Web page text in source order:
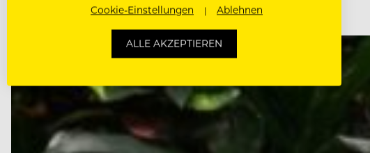
Cookie-Einstellungen Ablehnen
ALLE AKZEPTIEREN